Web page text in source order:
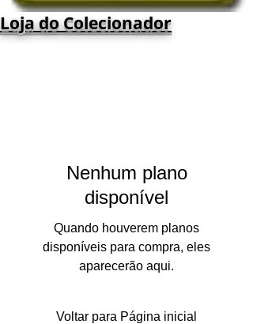
Loja do Colecionador
Nenhum plano
disponível
Quando houverem planos
disponíveis para compra, eles
aparecerão aqui.
Voltar para Página inicial